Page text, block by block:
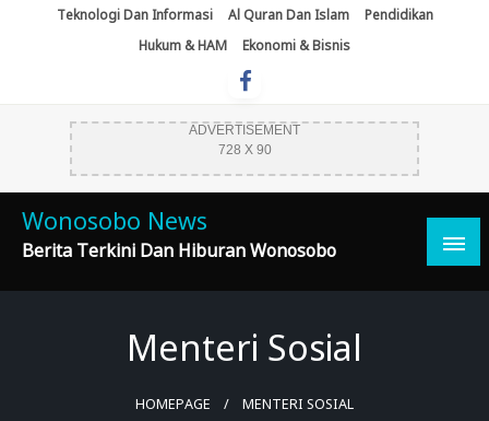
Teknologi Dan Informasi Al Quran Dan Islam
Pendidikan
Hukum & HAM
Ekonomi & Bisnis
ADVERTISEMENT
728 X 90
Wonosobo News
Berita Terkini Dan Hiburan Wonosobo
Menteri Sosial
HOMEPAGE MENTERI SOSIAL